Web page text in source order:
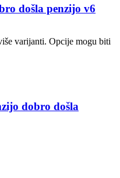
došla penzijo v6
varijanti. Opcije mogu biti
dobro došla